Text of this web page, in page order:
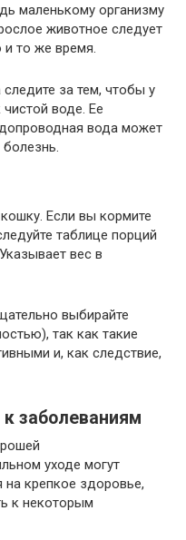
маленькому организму
животное следует
и то же время.
за тем, чтобы у
воде. Ее
вода может
Если вы кормите
таблице порций
вес в
выбирайте
так как такие
и, как следствие,
заболеваниям
уходе могут
крепкое здоровье,
к некоторым